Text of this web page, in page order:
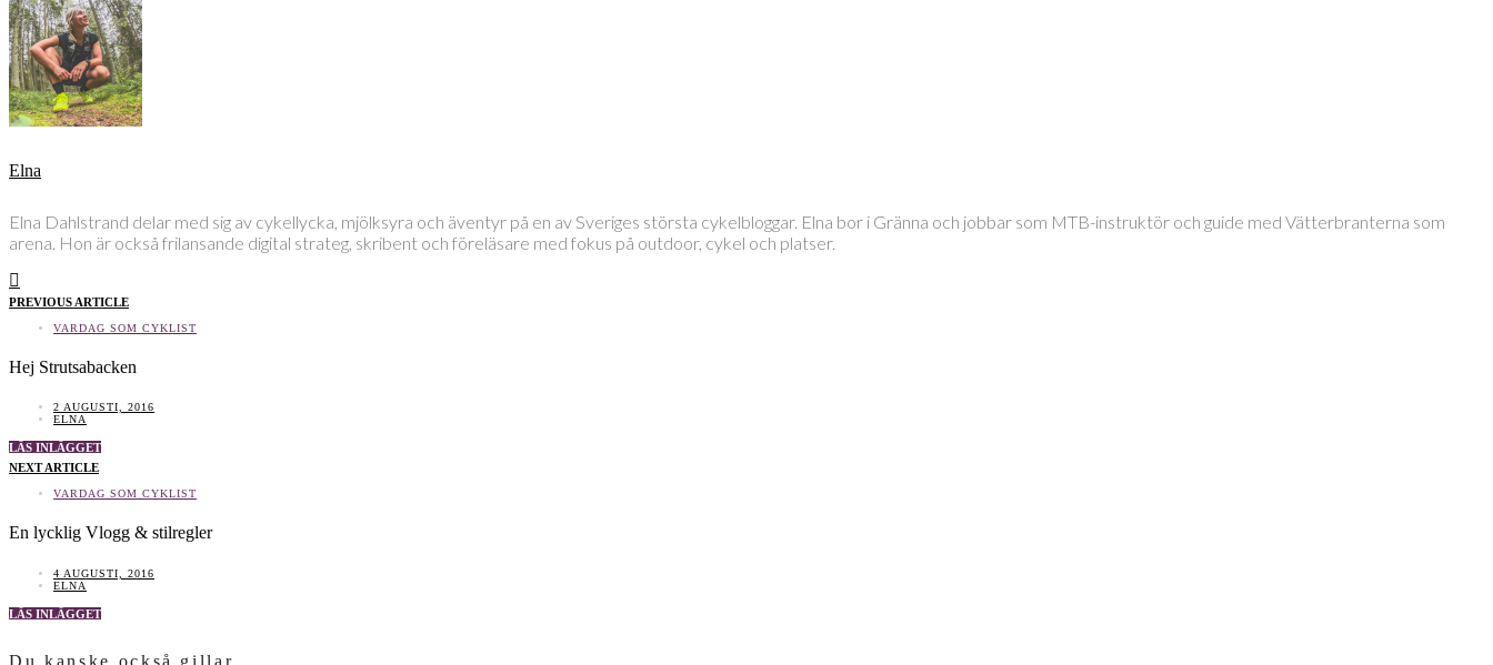
Elna
Elna Dahlstrand delar med sig av cykellycka, mjölksyra och äventyr på en av Sveriges största cykelbloggar. Elna bor i Gränna och jobbar som MTB-instruktör och guide med Vätterbranterna som
arena. Hon är också frilansande digital strateg, skribent och föreläsare med fokus på outdoor, cykel och platser.
PREVIOUS ARTICLE
VARDAG SOM CYKLIST
Hej Strutsabacken
2 AUGUSTI, 2016
ELNA
LÄS INLÄGGET
NEXT ARTICLE
VARDAG SOM CYKLIST
En lycklig Vlogg & stilregler
4 AUGUSTI, 2016
ELNA
LÄS INLÄGGET